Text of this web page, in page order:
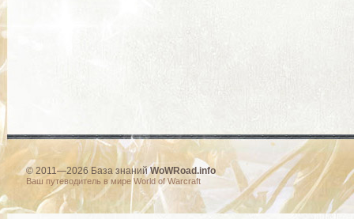
© 2011—2026 База знанийWoWRoad.info
Ваш путеводитель в мире World of Warcraft